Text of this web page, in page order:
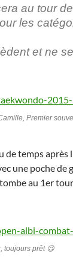
au tour
les
et ne
Premier
de temps après
une poche de
au 1er
toujours prêt 😉